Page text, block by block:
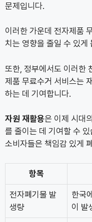
문제입니다.
이러한 가운데 전자제품
치는 영향을 줄일 수 있게
또한, 정부에서도 이러한
제품 무료수거 서비스는
하는 데 기여합니다.
자원 재활용은 이제 시대
를 줄이는 데 기여할 수
소비자들은 책임감 있게
항목
전자폐기물 발
생량
한국
이 발